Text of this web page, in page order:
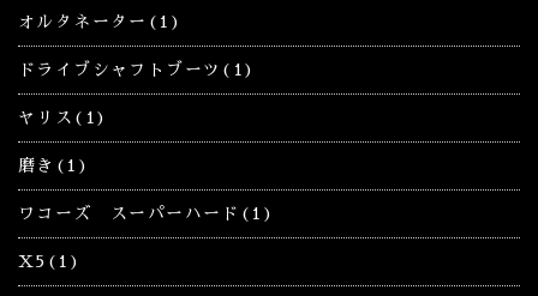
オルタネーター(1)
ドライブシャフトブーツ(1)
ヤリス(1)
磨き(1)
ワコーズ スーパーハード(1)
X5(1)